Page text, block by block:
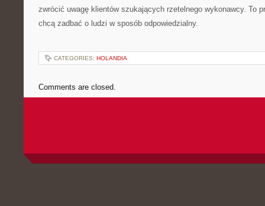
zwrócić uwagę klientów szukających rzetelnego wykonawcy. To
chcą zadbać o ludzi w sposób odpowiedzialny.
CATEGORIES: HOLANDIA
Comments are closed.